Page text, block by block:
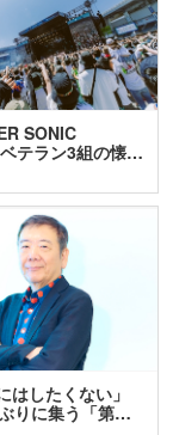
SONIC
テラン3組の懐…
はしたくない」
りに集う「第…